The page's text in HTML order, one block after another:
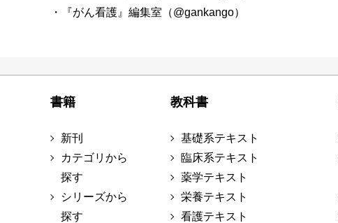
・『がん看護』編集室（@gankango）
書籍
新刊
カテゴリから
探す
シリーズから
探す
教科書
基礎系テキスト
臨床系テキスト
薬学テキスト
栄養テキスト
看護テキスト